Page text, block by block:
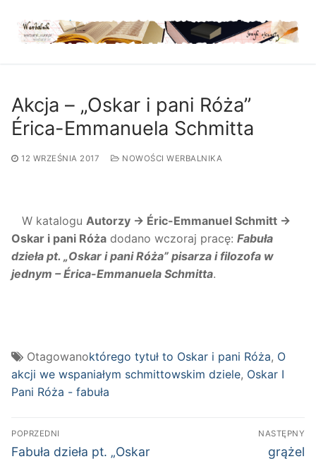
treści
Akcja – „Oskar i pani Róża”
Érica-Emmanuela Schmitta
12 WRZEŚNIA 2017 NOWOŚCI WERBALNIKA
W katalogu Autorzy → Éric-Emmanuel Schmitt →
Oskar i pani Róża dodano wczoraj pracę: Fabuła
dzieła pt. „Oskar i pani Róża” pisarza i filozofa w
jednym – Érica-Emmanuela Schmitta.
Otagowanoktórego tytuł to Oskar i pani Róża, O
akcji we wspaniałym schmittowskim dziele, Oskar I
Pani Róża - fabuła
Nawigacja
wpisu
POPRZEDNI
Poprzedni
Fabuła dzieła pt. „Oskar
NASTĘPNY
grążel